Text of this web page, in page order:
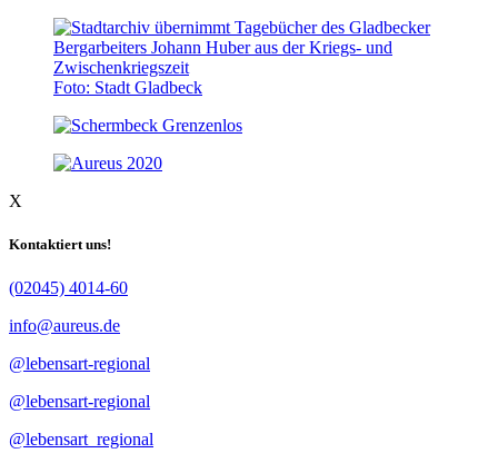
Foto: Stadt Gladbeck
X
Kontaktiert uns!
(02045) 4014-60
info@aureus.de
@lebensart-regional
@lebensart-regional
@lebensart_regional